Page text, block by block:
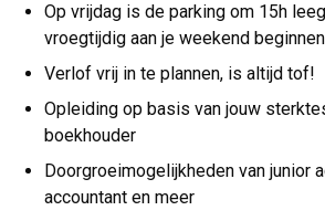
Op vrijdag is de parking om 15h
vroegtijdig aan je weekend beginnen
Verlof vrij in te plannen, is altijd tof!
Opleiding op basis van jouw
boekhouder
Doorgroeimogelijkheden van junior
accountant en meer